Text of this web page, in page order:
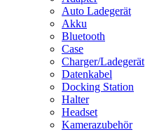
Auto Ladegerät
Akku
Bluetooth
Case
Charger/Ladegerät
Datenkabel
Docking Station
Halter
Headset
Kamerazubehör